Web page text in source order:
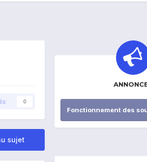
0
sujet
Fonctionnement des